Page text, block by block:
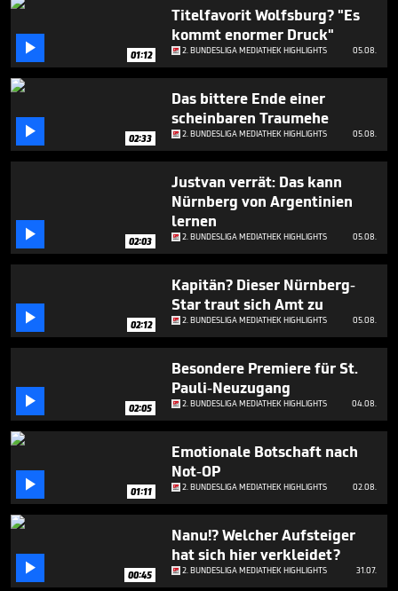
minute,
seconds
 01:12
Titelfavorit Wolfsburg? "Es
kommt enormer Druck"
2. BUNDESLIGA MEDIATHEK HIGHLIGHTS 05.08.
 02:33
Das bittere Ende einer
scheinbaren Traumehe
2. BUNDESLIGA MEDIATHEK HIGHLIGHTS 05.08.
 02:03
Justvan verrät: Das kann
Nürnberg von Argentinien
lernen
2. BUNDESLIGA MEDIATHEK HIGHLIGHTS 05.08.
 02:12
Kapitän? Dieser Nürnberg-
Star traut sich Amt zu
2. BUNDESLIGA MEDIATHEK HIGHLIGHTS 05.08.
 02:05
Besondere Premiere für St.
Pauli-Neuzugang
2. BUNDESLIGA MEDIATHEK HIGHLIGHTS 04.08.
 01:11
Emotionale Botschaft nach
Not-OP
2. BUNDESLIGA MEDIATHEK HIGHLIGHTS 02.08.
 00:45
Nanu!? Welcher Aufsteiger
hat sich hier verkleidet?
2. BUNDESLIGA MEDIATHEK HIGHLIGHTS 31.07.